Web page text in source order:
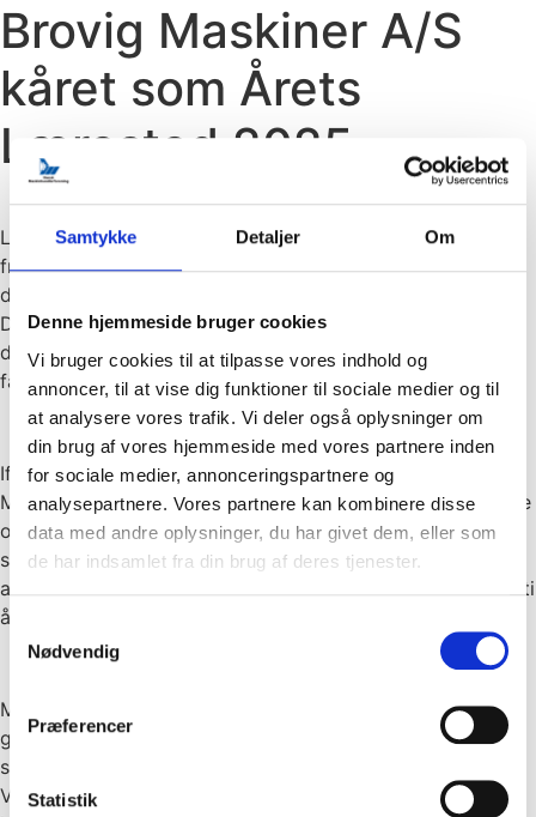
Samtykke Detaljer Om
Denne hjemmeside bruger cookies
Vi bruger cookies til at tilpasse vores indhold og
annoncer, til at vise dig funktioner til sociale medier og til
at analysere vores trafik. Vi deler også oplysninger om
din brug af vores hjemmeside med vores partnere inden
for sociale medier, annonceringspartnere og
analysepartnere. Vores partnere kan kombinere disse
data med andre oplysninger, du har givet dem, eller som
de har indsamlet fra din brug af deres tjenester.
Samtykkevalg
Nødvendig
Præferencer
Statistik
Brovig Maskiner A/S
kåret som Årets
Lærested 2025
Lærlinge er en afgørende forudsætning for branchens
fremtid, og maskinhandlerbranchen er blandt de brancher,
der uddanner flest lærlinge set i forhold til sin størrelse.
Derfor er der også stor anerkendelse til de virksomheder,
der gør en særlig indsats for at tiltrække, udvikle og
fastholde unge i uddannelse.
Ifølge branchedirektør Klaus Nissen fra Dansk
Maskinhandlerforening lever mange virksomheder allerede
op til et højt niveau, men hvert år er der enkelte, som
skiller sig ud ved at gøre en ekstra indsats. For at
anerkende denne indsats indstiftede foreningen for snart ti
år siden prisen Årets Lærested.
Modtageren af prisen i 2025 er Brovig Maskiner A/S, som
gennem flere år har haft et stort antal lærlinge og elever
samt arbejdet målrettet med at synliggøre deres indsats.
Virksomheden deltager aktivt i lærlingekonkurrencer,